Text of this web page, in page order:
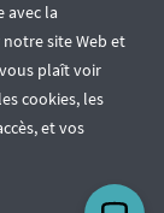
avec la
site Web et
plaît voir
cookies, les
et vos